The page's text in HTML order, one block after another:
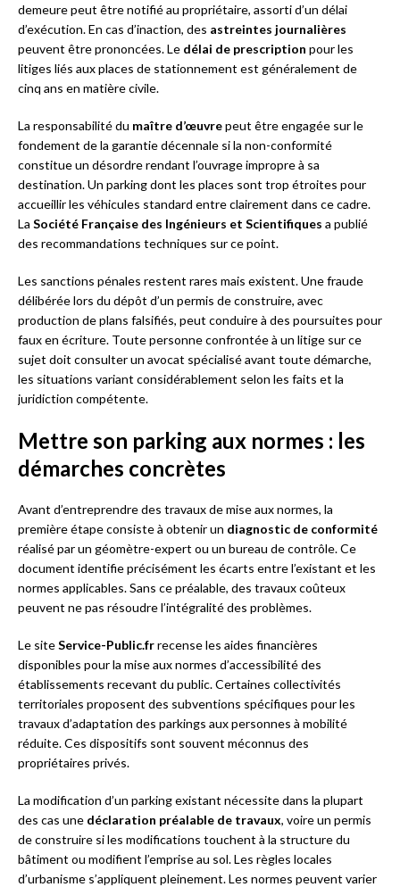
demeure peut être notifié au propriétaire, assorti d’un délai
d’exécution. En cas d’inaction, des astreintes journalières
peuvent être prononcées. Le délai de prescription pour les
litiges liés aux places de stationnement est généralement de
cinq ans en matière civile.
La responsabilité du maître d’œuvrepeut être engagée sur le
fondement de la garantie décennale si la non-conformité
constitue un désordre rendant l’ouvrage impropre à sa
destination. Un parking dont les places sont trop étroites pour
accueillir les véhicules standard entre clairement dans ce cadre.
La Société Française des Ingénieurs et Scientifiques a publié
des recommandations techniques sur ce point.
Les sanctions pénales restent rares mais existent. Une fraude
délibérée lors du dépôt d’un permis de construire, avec
production de plans falsifiés, peut conduire à des poursuites pour
faux en écriture. Toute personne confrontée à un litige sur ce
sujet doit consulter un avocat spécialisé avant toute démarche,
les situations variant considérablement selon les faits et la
juridiction compétente.
Mettre son parking aux normes : les
démarches concrètes
Avant d’entreprendre des travaux de mise aux normes, la
première étape consiste à obtenir un diagnostic de conformité
réalisé par un géomètre-expert ou un bureau de contrôle. Ce
document identifie précisément les écarts entre l’existant et les
normes applicables. Sans ce préalable, des travaux coûteux
peuvent ne pas résoudre l’intégralité des problèmes.
Le siteService-Public.frrecense les aides financières
disponibles pour la mise aux normes d’accessibilité des
établissements recevant du public. Certaines collectivités
territoriales proposent des subventions spécifiques pour les
travaux d’adaptation des parkings aux personnes à mobilité
réduite. Ces dispositifs sont souvent méconnus des
propriétaires privés.
La modification d’un parking existant nécessite dans la plupart
des cas une déclaration préalable de travaux, voire un permis
de construire si les modifications touchent à la structure du
bâtiment ou modifient l’emprise au sol. Les règles locales
d’urbanisme s’appliquent pleinement. Les normes peuvent varier